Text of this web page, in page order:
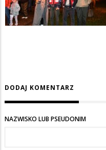
DODAJ KOMENTARZ
NAZWISKO LUB PSEUDONIM